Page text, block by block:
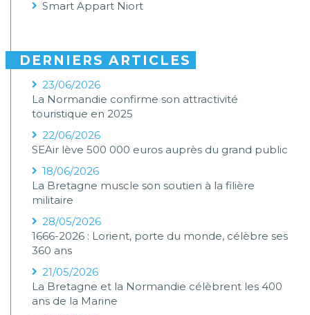
Smart Appart Niort
DERNIERS ARTICLES
23/06/2026
La Normandie confirme son attractivité
touristique en 2025
22/06/2026
SEAir lève 500 000 euros auprès du grand public
18/06/2026
La Bretagne muscle son soutien à la filière
militaire
28/05/2026
1666-2026 : Lorient, porte du monde, célèbre ses
360 ans
21/05/2026
La Bretagne et la Normandie célèbrent les 400
ans de la Marine